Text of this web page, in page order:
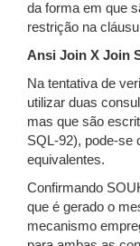
da forma em que
restrição na
Ansi Join X Join
Na tentativa de
utilizar duas
mas que são
SQL-92), pode-se
equivalentes.
Confirmando
que é gerado o
mecanismo